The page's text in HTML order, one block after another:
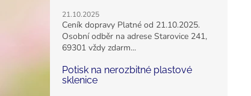
21.10.2025
Ceník dopravy Platné od 21.10.2025.
Osobní odběr na adrese Starovice 241,
69301 vždy zdarm...
Potisk na nerozbitné plastové
sklenice